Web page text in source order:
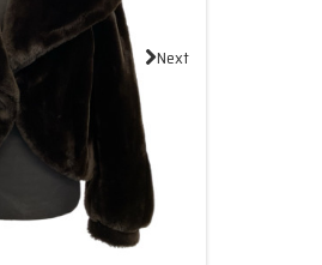
Next